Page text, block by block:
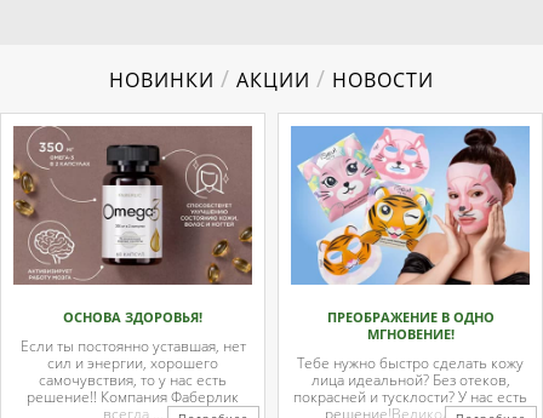
НОВИНКИ / АКЦИИ / НОВОСТИ
ОСНОВА ЗДОРОВЬЯ!
Если ты постоянно уставшая, нет
сил и энергии, хорошего
самочувствия, то у нас есть
решение!! Компания Фаберлик
ПРЕОБРАЖЕНИЕ В ОДНО
МГНОВЕНИЕ!
Тебе нужно быстро сделать кожу
лица идеальной? Без отеков,
покрасней и тусклости? У нас есть